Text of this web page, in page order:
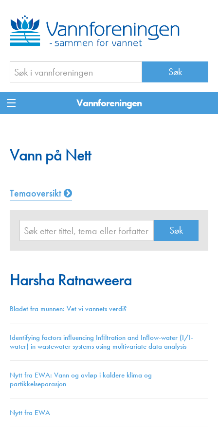
Vannforeningen
Vann på Nett
Temaoversikt
Harsha Ratnaweera
Bladet fra munnen: Vet vi vannets verdi?
Identifying factors inﬂuencing Inﬁltration and Inﬂow-water (I/I-
water) in wastewater systems using multivariate data analysis
Nytt fra EWA: Vann og avløp i kaldere klima og
partikkelseparasjon
Nytt fra EWA